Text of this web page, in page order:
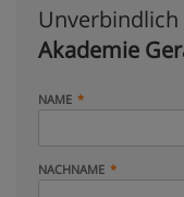
Akademie
NAME
NACHNAME